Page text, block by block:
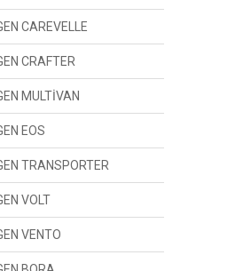
CAREVELLE
CRAFTER
MULTİVAN
EOS
TRANSPORTER
VOLT
VENTO